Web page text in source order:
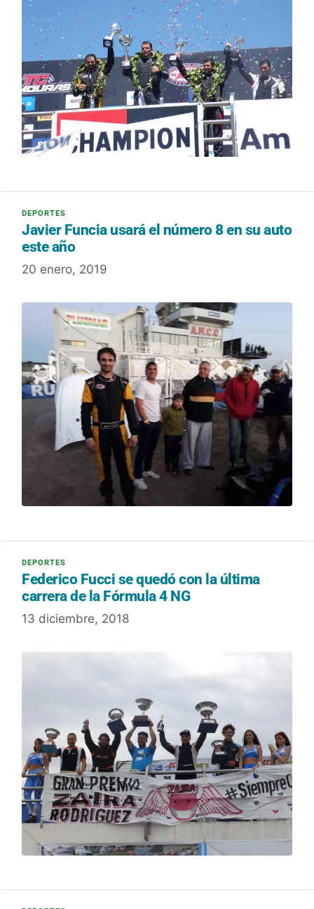
Javier Funcia usará el número 8 en su auto
este año
20 enero, 2019
Federico Fucci se quedó con la última
carrera de la Fórmula 4 NG
13 diciembre, 2018